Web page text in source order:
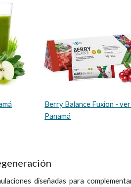
Berry Balance Fuxion -
Panamá
diseñadas para